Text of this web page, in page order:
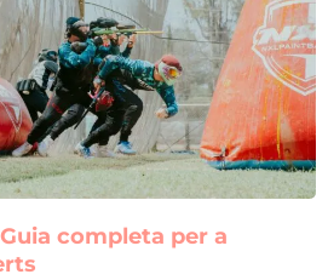
completa per a